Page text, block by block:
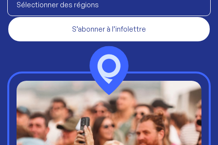
Sélectionner des régions
S’abonner à l’infolettre